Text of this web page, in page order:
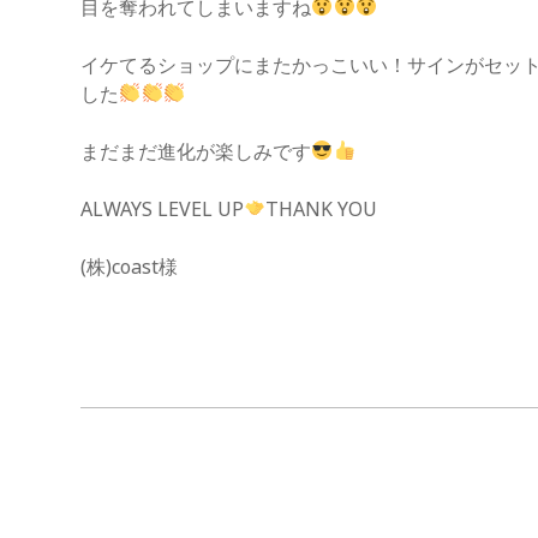
目を奪われてしまいますね
イケてるショップにまたかっこいい！サインがセッ
した
まだまだ進化が楽しみです
ALWAYS LEVEL UP THANK YOU
(株)coast様